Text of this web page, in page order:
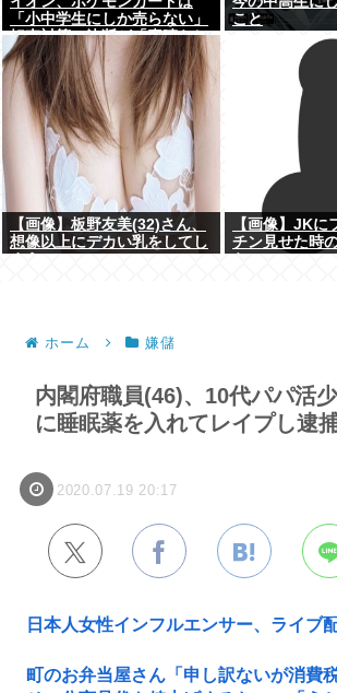
「小中学生にしか売らない」
転売対策の決断が「素晴らし
い」
こと
【画像】板野友美(32)さん、
想像以上にデカい乳をしてし
【画像】JKに
チン見せた時
ホーム 嫌儲
内閣府職員(46)、10代パパ活
に睡眠薬を入れてレイプし逮
2020.07.19 20:17
日本人女性インフルエンサー、ライブ
町のお弁当屋さん「申し訳ないが消費